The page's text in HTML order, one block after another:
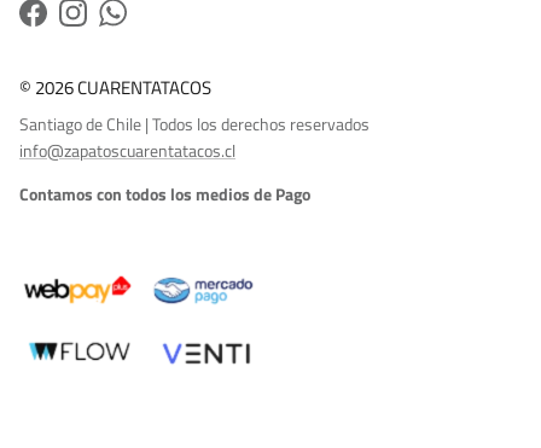
FacebookInstagramWhatsApp
© 2026 CUARENTATACOS
Santiago de Chile | Todos los derechos reservados
info@zapatoscuarentatacos.cl
Contamos con todos los medios de Pago